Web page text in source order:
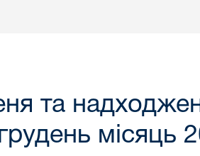
та
місяць